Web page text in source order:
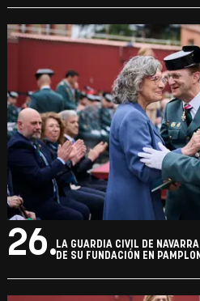
26.LA GUARDIA CIVIL DE
DE SU FUNDACIÓN EN